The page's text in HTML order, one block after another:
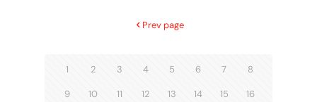
Prev page
1 2 3 4 5 6 7 8
9 10 11 12 13 14 15 16